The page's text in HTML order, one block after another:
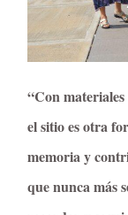
“Con materiales
el sitio es otra
memoria y
que nunca más